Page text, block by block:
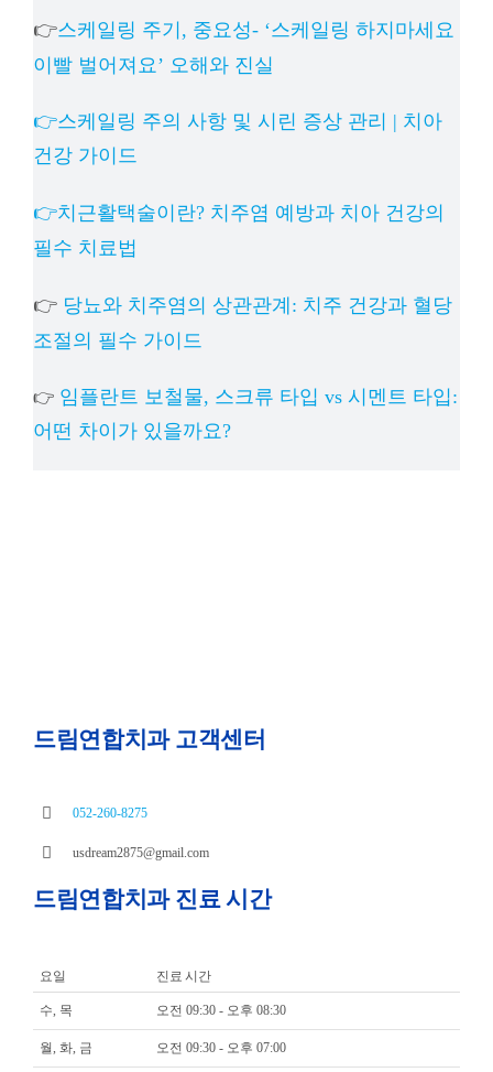
👉스케일링 주기, 중요성- ‘스케일링 하지마세요
이빨 벌어져요’ 오해와 진실
👉스케일링 주의 사항 및 시린 증상 관리 | 치아
건강 가이드
👉치근활택술이란? 치주염 예방과 치아 건강의
필수 치료법
👉 당뇨와 치주염의 상관관계: 치주 건강과 혈당
조절의 필수 가이드
👉 임플란트 보철물, 스크류 타입 vs 시멘트 타입:
어떤 차이가 있을까요?
드림연합치과 고객센터
052-260-8275
usdream2875@gmail.com
드림연합치과 진료 시간
요일 진료 시간
수, 목 오전 09:30 - 오후 08:30
월, 화, 금 오전 09:30 - 오후 07:00